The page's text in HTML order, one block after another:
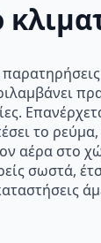
το
αέρα στο
σωστά,